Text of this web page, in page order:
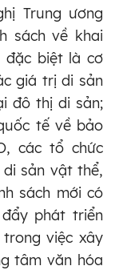
Trung ương
sách về khai
đặc biệt là cơ
giá trị di sản
đô thị di sản;
tế về bảo
các tổ chức
sản vật thể,
sách mới có
phát triển
việc xây
tâm văn hóa